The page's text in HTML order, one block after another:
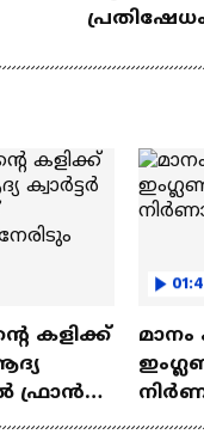
ശ്രമം |
കളിക്ക്
ഫ്രാൻസ്
മാനം